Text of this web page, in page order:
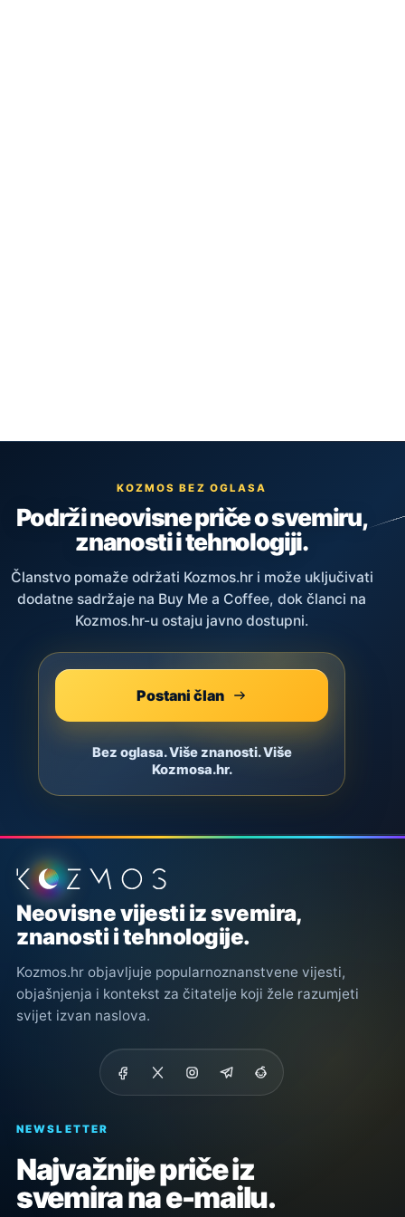
KOZMOS BEZ OGLASA
Podrži neovisne priče o svemiru,
znanosti i tehnologiji.
Članstvo pomaže održati Kozmos.hr i može uključivati
dodatne sadržaje na Buy Me a Coffee, dok članci na
Kozmos.hr-u ostaju javno dostupni.
Postani član
Bez oglasa. Više znanosti. Više
Kozmosa.hr.
Podnožje stranice
Neovisne vijesti iz svemira,
znanosti i tehnologije.
Kozmos.hr objavljuje popularnoznanstvene vijesti,
objašnjenja i kontekst za čitatelje koji žele razumjeti
svijet izvan naslova.
NEWSLETTER
Najvažnije priče iz
svemira na e-mailu.